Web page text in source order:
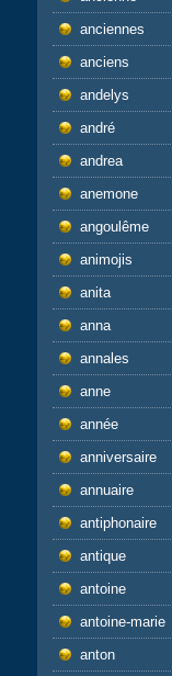
anciennes
anciens
andelys
andré
andrea
anemone
angoulême
animojis
anita
anna
annales
anne
année
anniversaire
annuaire
antiphonaire
antique
antoine
antoine-marie
anton